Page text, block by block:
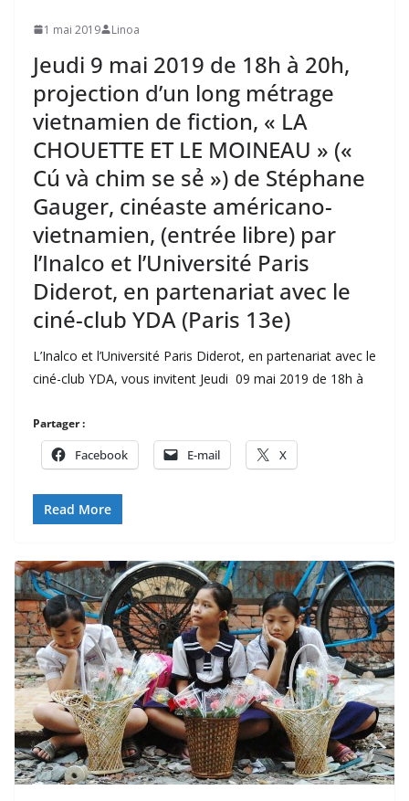
1 mai 2019 Linoa
Jeudi 9 mai 2019 de 18h à 20h,
projection d’un long métrage
vietnamien de fiction, « LA
CHOUETTE ET LE MOINEAU » («
Cú và chim se sẻ ») de Stéphane
Gauger, cinéaste américano-
vietnamien, (entrée libre) par
l’Inalco et l’Université Paris
Diderot, en partenariat avec le
ciné-club YDA (Paris 13e)
L’Inalco et l’Université Paris Diderot, en partenariat avec le
ciné-club YDA, vous invitent Jeudi 09 mai 2019 de 18h à
Partager :
Facebook E-mail X
Read More